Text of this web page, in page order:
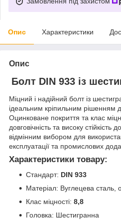
Опис Характеристики
Опис
Болт DIN 933 із
Міцний і надійний болт із
ідеальним кріпильним рішенням
Оцинковане покриття та клас
довговічність та високу
відмінним вибором для
експлуатації та промислових
Характеристики товару:
Стандарт: DIN 933
Матеріал: Вуглецева сталь,
Клас міцності: 8,8
Головка: Шестигранна